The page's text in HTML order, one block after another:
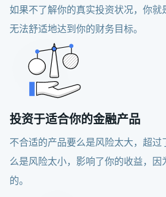
如果不了解你的真实投资状况，你就
无法舒适地达到你的财务目标。
投资于适合你的金融产品
不合适的产品要么是风险太大，超
么是风险太小，影响了你的收益，因
的。